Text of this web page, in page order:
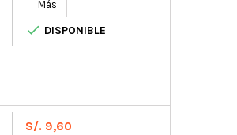
Más
 DISPONIBLE
Precio
S/. 9,60